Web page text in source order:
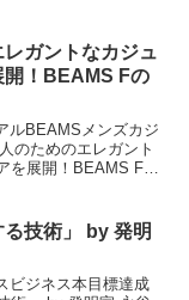
シピを紹介します。
ガントなカジュ
開！BEAMS Fの
ルBEAMSメンズカジ
のためのエレガント
を展開！BEAMS Fの
取り入れてコーデ
る技術」 by 発明
ビジネス本目標達成